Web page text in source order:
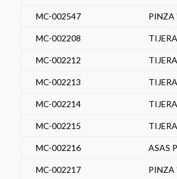
MC-002547 PINZA
MC-002208
MC-002212
MC-002213
MC-002214
MC-002215
MC-002216 ASAS
MC-002217 PINZA